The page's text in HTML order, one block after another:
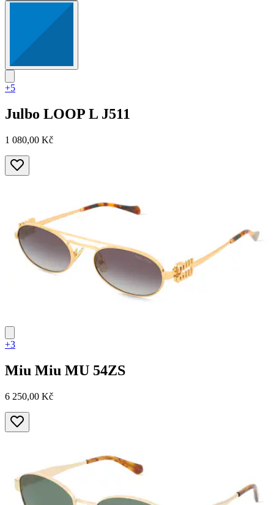
+5
Julbo LOOP L J511
1 080,00 Kč
+3
Miu Miu MU 54ZS
6 250,00 Kč